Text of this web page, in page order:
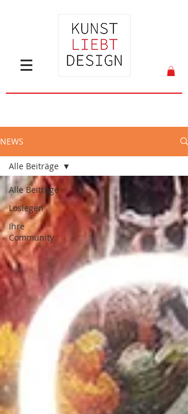
NEWS
Alle Beiträge
Loslegen
Ihre
Community
Alle Beiträge